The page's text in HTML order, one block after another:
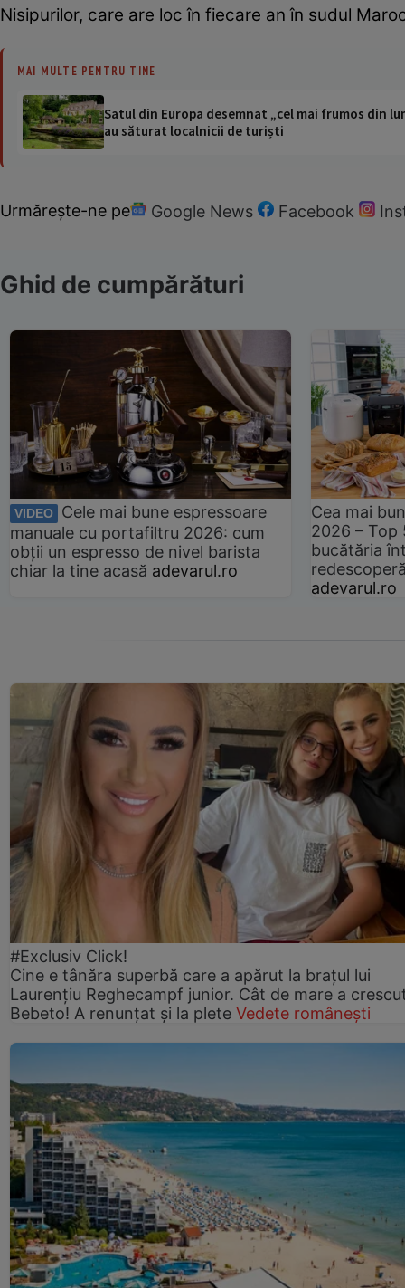
Nisipurilor, care are loc în fiecare an în sudul
MAI MULTE PENTRU TINE
Satul din Europa desemnat „cel mai frumos din
au săturat localnicii de turiști
Urmărește-ne pe Google News Facebook
Ghid de cumpărături
VIDEO
Cele mai bune espressoare
manuale cu portafiltru 2026: cum
obții un espresso de nivel barista
chiar la tine acasă adevarul.ro
Cea mai
2026 –
bucătăria
adevarul.ro
#Exclusiv Click!
Cine e tânăra superbă care a apărut la brațul lui
Laurențiu Reghecampf junior. Cât de mare a
Bebeto! A renunțat și la plete Vedete românești